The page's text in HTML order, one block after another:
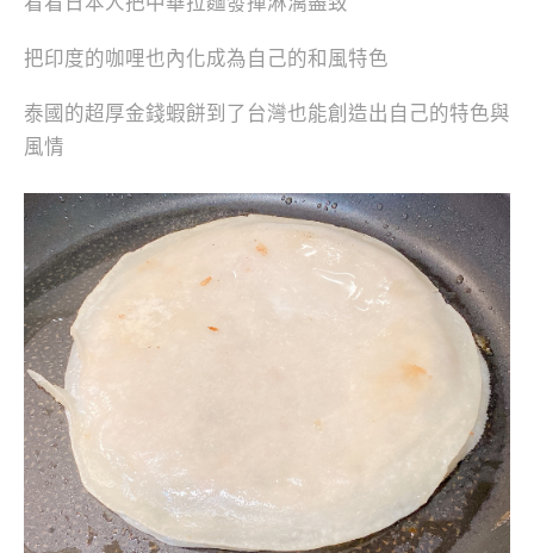
把印度的咖哩也內化成為自己的和風特色
泰國的超厚金錢蝦餅到了台灣也能創造出自己的特色與
風情